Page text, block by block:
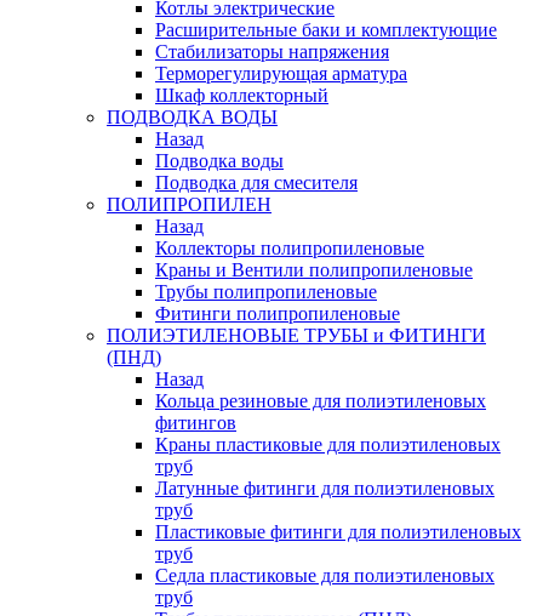
Котлы электрические
Расширительные баки и комплектующие
Стабилизаторы напряжения
Терморегулирующая арматура
Шкаф коллекторный
ПОДВОДКА ВОДЫ
Назад
Подводка воды
Подводка для смесителя
ПОЛИПРОПИЛЕН
Назад
Коллекторы полипропиленовые
Краны и Вентили полипропиленовые
Трубы полипропиленовые
Фитинги полипропиленовые
ПОЛИЭТИЛЕНОВЫЕ ТРУБЫ и ФИТИНГИ
(ПНД)
Назад
Кольца резиновые для полиэтиленовых
фитингов
Краны пластиковые для полиэтиленовых
труб
Латунные фитинги для полиэтиленовых
труб
Пластиковые фитинги для полиэтиленовых
труб
Седла пластиковые для полиэтиленовых
труб